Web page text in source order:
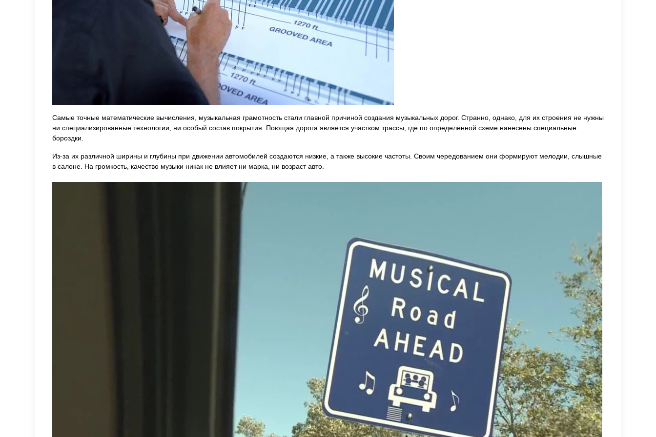
Самые точные математические вычисления, музыкальная грамотность стали главной причиной создания музыкальных дорог. Странно, однако, для их строения не нужны
ни специализированные технологии, ни особый состав покрытия. Поющая дорога является участком трассы, где по определенной схеме нанесены специальные
бороздки.
Из-за их различной ширины и глубины при движении автомобилей создаются низкие, а также высокие частоты. Своим чередованием они формируют мелодии, слышные
в салоне. На громкость, качество музыки никак не влияет ни марка, ни возраст авто.